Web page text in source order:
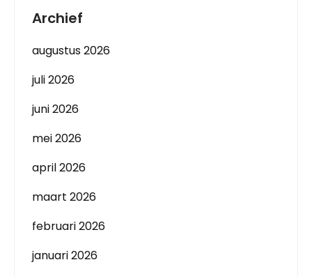
Archief
augustus 2026
juli 2026
juni 2026
mei 2026
april 2026
maart 2026
februari 2026
januari 2026